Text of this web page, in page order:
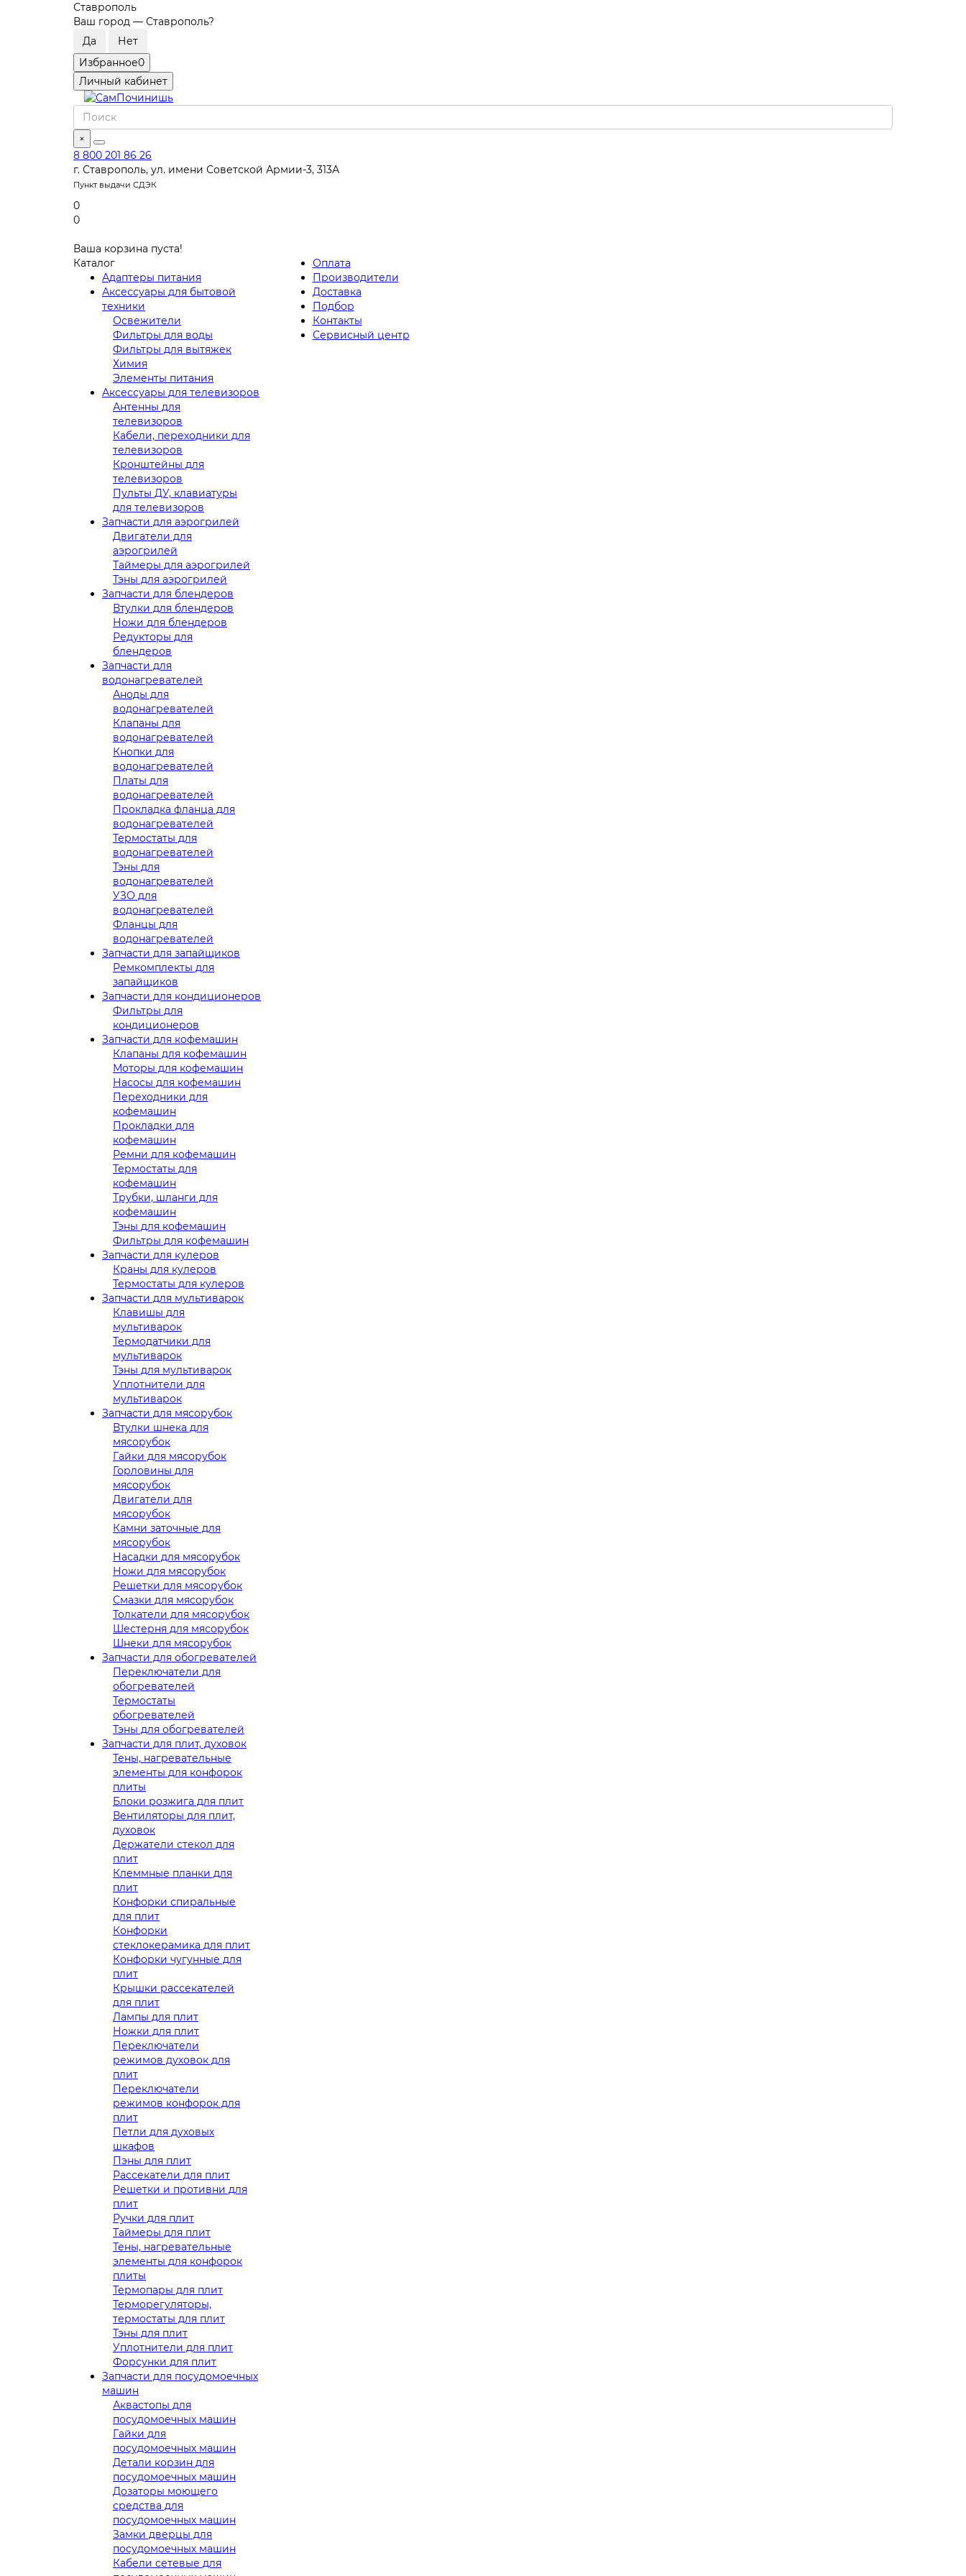
Ставрополь
Ваш город — Ставрополь?
Избранное0
Личный кабинет
×
8 800 201 86 26
г. Ставрополь, ул. имени Советской Армии-3, 313А
Пункт выдачи СДЭК
0
0
Ваша корзина пуста!
Каталог
Адаптеры питания
Аксессуары для бытовой
техники
Освежители
Фильтры для воды
Фильтры для вытяжек
Химия
Элементы питания
Аксессуары для телевизоров
Антенны для
телевизоров
Кабели, переходники для
телевизоров
Кронштейны для
телевизоров
Пульты ДУ, клавиатуры
для телевизоров
Запчасти для аэрогрилей
Двигатели для
аэрогрилей
Таймеры для аэрогрилей
Тэны для аэрогрилей
Запчасти для блендеров
Втулки для блендеров
Ножи для блендеров
Редукторы для
блендеров
Запчасти для
водонагревателей
Аноды для
водонагревателей
Клапаны для
водонагревателей
Кнопки для
водонагревателей
Платы для
водонагревателей
Прокладка фланца для
водонагревателей
Термостаты для
водонагревателей
Тэны для
водонагревателей
УЗО для
водонагревателей
Фланцы для
водонагревателей
Запчасти для запайщиков
Ремкомплекты для
запайщиков
Запчасти для кондиционеров
Фильтры для
кондиционеров
Запчасти для кофемашин
Клапаны для кофемашин
Моторы для кофемашин
Насосы для кофемашин
Переходники для
кофемашин
Прокладки для
кофемашин
Ремни для кофемашин
Термостаты для
кофемашин
Трубки, шланги для
кофемашин
Тэны для кофемашин
Фильтры для кофемашин
Запчасти для кулеров
Краны для кулеров
Термостаты для кулеров
Запчасти для мультиварок
Клавишы для
мультиварок
Термодатчики для
мультиварок
Тэны для мультиварок
Уплотнители для
мультиварок
Запчасти для мясорубок
Втулки шнека для
мясорубок
Гайки для мясорубок
Горловины для
мясорубок
Двигатели для
мясорубок
Камни заточные для
мясорубок
Насадки для мясорубок
Ножи для мясорубок
Решетки для мясорубок
Смазки для мясорубок
Толкатели для мясорубок
Шестерня для мясорубок
Шнеки для мясорубок
Запчасти для обогревателей
Переключатели для
обогревателей
Термостаты
обогревателей
Тэны для обогревателей
Запчасти для плит, духовок
Тены, нагревательные
элементы для конфорок
плиты
Блоки розжига для плит
Вентиляторы для плит,
духовок
Держатели стекол для
плит
Клеммные планки для
плит
Конфорки спиральные
для плит
Конфорки
стеклокерамика для плит
Конфорки чугунные для
плит
Крышки рассекателей
для плит
Лампы для плит
Ножки для плит
Переключатели
режимов духовок для
плит
Переключатели
режимов конфорок для
плит
Петли для духовых
шкафов
Пэны для плит
Рассекатели для плит
Решетки и противни для
плит
Ручки для плит
Таймеры для плит
Тены, нагревательные
элементы для конфорок
плиты
Термопары для плит
Терморегуляторы,
термостаты для плит
Тэны для плит
Уплотнители для плит
Форсунки для плит
Запчасти для посудомоечных
машин
Аквастопы для
посудомоечных машин
Гайки для
посудомоечных машин
Детали корзин для
посудомоечных машин
Дозаторы моющего
средства для
посудомоечных машин
Замки дверцы для
посудомоечных машин
Кабели сетевые для
Оплата
Производители
Доставка
Подбор
Контакты
Сервисный центр